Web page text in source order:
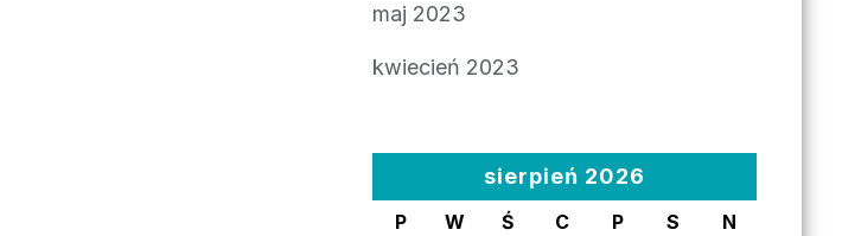
maj 2023
kwiecień 2023
sierpień 2026
P W Ś C P S
N